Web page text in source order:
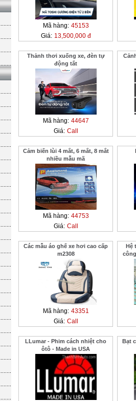
Mã hàng: 45153
Giá: 13,500,000 đ
Thảnh thơi xuống xe, đèn tự
động tắt
Mã hàng: 44647
Giá: Call
Cảm biến lùi 4 mắt, 6 mắt, 8 mắt
nhiều mẫu mã
Mã hàng: 44753
Giá: Call
Các mẫu áo ghế xe hơi cao cấp
m2308
Mã hàng: 43351
Giá: Call
Hệ
LLumar - Phim cách nhiệt cho
ôtô - Made in USA
Bạt